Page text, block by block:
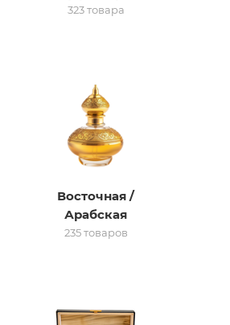
сертификат
323 товара
Восточная /
Арабская
235 товаров